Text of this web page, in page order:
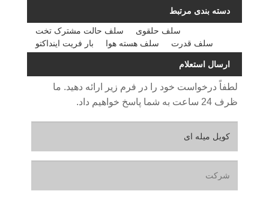
دسته بندی مرتبط
سلف حالت مشترک تخت
سلف حلقوی
بار فریت اینداکتو
سلف هسته هوا سلف قدرت
ارسال استعلام
لطفاً درخواست خود را در فرم زیر ارائه دهید. ما
ظرف 24 ساعت به شما پاسخ خواهیم داد.